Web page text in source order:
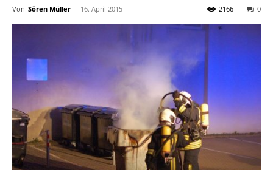
Von Sören Müller - 16. April 2015 0
2166